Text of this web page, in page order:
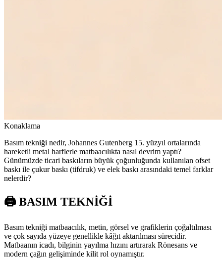
Konaklama
Basım tekniği nedir, Johannes Gutenberg 15. yüzyıl ortalarında
hareketli metal harflerle matbaacılıkta nasıl devrim yaptı?
Günümüzde ticari baskıların büyük çoğunluğunda kullanılan ofset
baskı ile çukur baskı (tifdruk) ve elek baskı arasındaki temel farklar
nelerdir?
🖨️ BASIM TEKNİĞİ
Basım tekniği matbaacılık, metin, görsel ve grafiklerin çoğaltılması
ve çok sayıda yüzeye genellikle kâğıt aktarılması sürecidir.
Matbaanın icadı, bilginin yayılma hızını artırarak Rönesans ve
modern çağın gelişiminde kilit rol oynamıştır.